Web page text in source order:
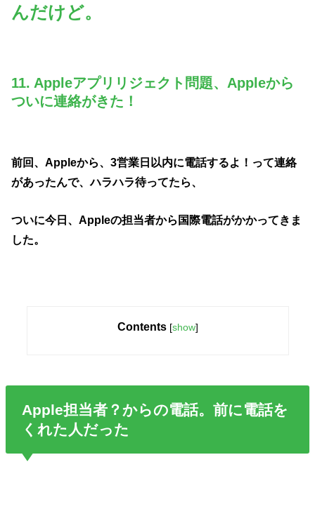
んだけど。
11. Appleアプリリジェクト問題、Appleから
ついに連絡がきた！
前回、Appleから、3営業日以内に電話するよ！って連絡
があったんで、ハラハラ待ってたら、
ついに今日、Appleの担当者から国際電話がかかってきま
した。
Contents [show]
Apple担当者？からの電話。前に電話を
くれた人だった